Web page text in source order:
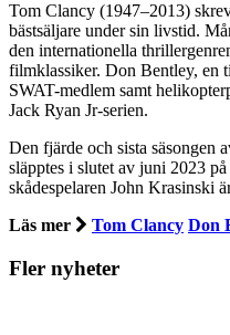
Tom Clancy (1947–2013)
bästsäljare under sin livstid.
den internationella
filmklassiker. Don Bentley, en
SWAT-medlem samt
Jack Ryan Jr-serien.
Den fjärde och sista säsongen
släpptes i slutet av juni 2023
skådespelaren John Krasinski
Läs mer
Tom Clancy Don
Fler nyheter